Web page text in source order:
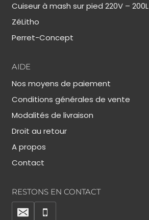
Cuiseur à mash sur pied 220V – 200L
ZéLitho
Perret-Concept
AIDE
Nos moyens de paiement
Conditions générales de vente
Modalités de livraison
Droit au retour
A propos
Contact
RESTONS EN CONTACT